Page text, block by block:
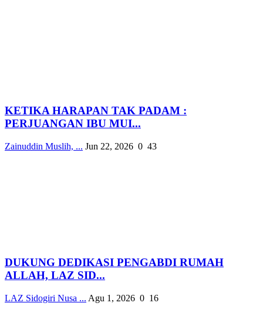
KETIKA HARAPAN TAK PADAM :
PERJUANGAN IBU MUI...
Zainuddin Muslih, ... Jun 22, 2026 0 43
DUKUNG DEDIKASI PENGABDI RUMAH
ALLAH, LAZ SID...
LAZ Sidogiri Nusa ... Agu 1, 2026 0 16